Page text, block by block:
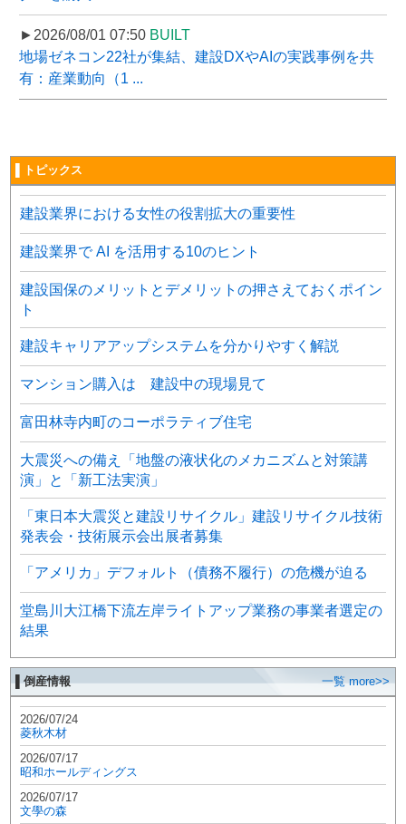
►2026/08/01 07:50 BUILT
地場ゼネコン22社が集結、建設DXやAIの実践事例を共
有：産業動向（1 ...
▌トピックス
建設業界における女性の役割拡大の重要性
建設業界で AI を活用する10のヒント
建設国保のメリットとデメリットの押さえておくポイン
ト
建設キャリアアップシステムを分かりやすく解説
マンション購入は 建設中の現場見て
富田林寺内町のコーポラティブ住宅
大震災への備え「地盤の液状化のメカニズムと対策講
演」と「新工法実演」
「東日本大震災と建設リサイクル」建設リサイクル技術
発表会・技術展示会出展者募集
「アメリカ」デフォルト（債務不履行）の危機が迫る
堂島川大江橋下流左岸ライトアップ業務の事業者選定の
結果
▌倒産情報 一覧 more>>
2026/07/24
菱秋木材
2026/07/17
昭和ホールディングス
2026/07/17
文學の森